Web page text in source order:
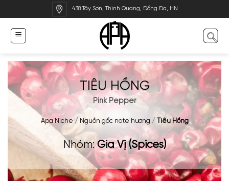
qua
dung
438 Tây Sơn, Thịnh Quang, Đống Đa, HN
TIÊU HỒNG
Pink Pepper
Apa Niche / Nguồn gốc note hương / Tiêu Hồng
Nhóm: Gia Vị (Spices)